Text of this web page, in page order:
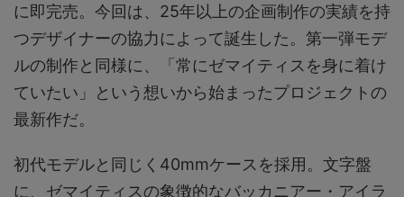
に即完売。今回は、25年以上の企画制作の実績を持
つデザイナーの協力によって誕生した。第一弾モデ
ルの制作と同様に、「常にゼマイティスを身に着け
ていたい」という想いから始まったプロジェクトの
最新作だ。
初代モデルと同じく40mmケースを採用。文字盤
に、ゼマイティスの象徴的なバッカニアー・アイラ